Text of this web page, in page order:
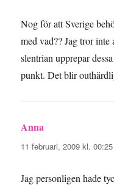
Nog för att Sverige
med vad?? Jag tror
slentrian upprepar
punkt. Det blir
Anna
11 februari, 2009 kl. 00:25
Jag personligen hade